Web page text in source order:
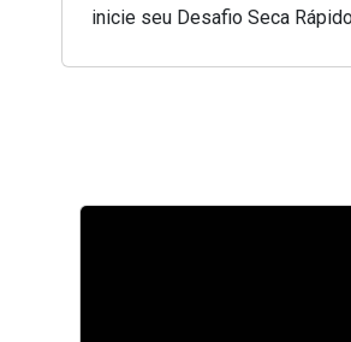
inicie seu Desafio Seca